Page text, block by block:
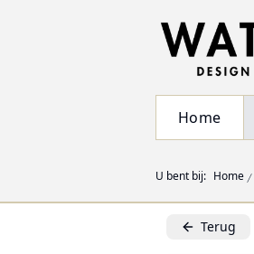
Home
U bent bij: Home
Terug